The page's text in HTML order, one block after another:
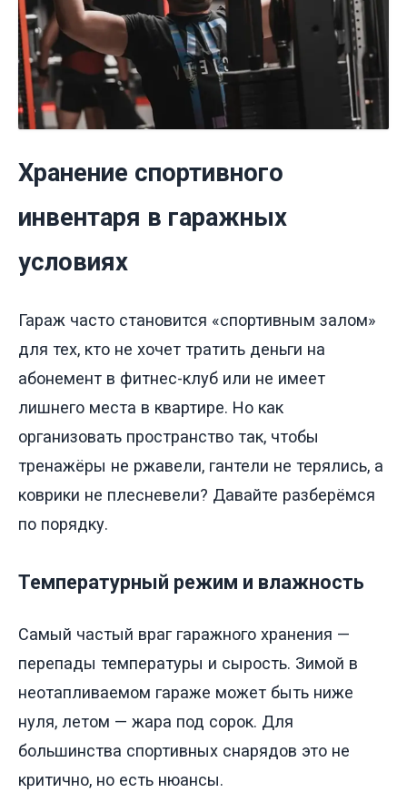
Хранение спортивного
инвентаря в гаражных
условиях
Гараж часто становится «спортивным залом»
для тех, кто не хочет тратить деньги на
абонемент в фитнес-клуб или не имеет
лишнего места в квартире. Но как
организовать пространство так, чтобы
тренажёры не ржавели, гантели не терялись, а
коврики не плесневели? Давайте разберёмся
по порядку.
Температурный режим и влажность
Самый частый враг гаражного хранения —
перепады температуры и сырость. Зимой в
неотапливаемом гараже может быть ниже
нуля, летом — жара под сорок. Для
большинства спортивных снарядов это не
критично, но есть нюансы.